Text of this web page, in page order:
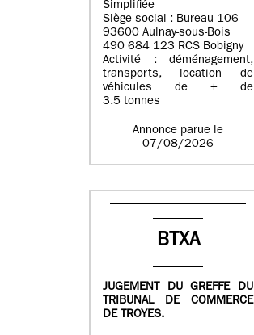
Simplifiée
Siège social : Bureau 106
93600 Aulnay-sous-Bois
490 684 123 RCS Bobigny
Activité : déménagement,
transports, location de
véhicules de + de
3.5 tonnes
Annonce parue le
07/08/2026
BTXA
JUGEMENT DU GREFFE DU
TRIBUNAL DE COMMERCE
DE TROYES.